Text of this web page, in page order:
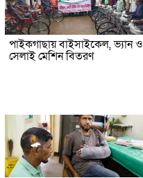
পাইকগাছায় বাইসাইকেল, ভ্যান ও
সেলাই মেশিন বিতরণ